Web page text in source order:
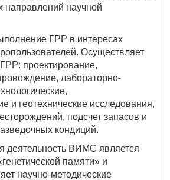
направлений научной
ГРР в интересах
Осуществляет
проектирование,
лабораторно-
и геотехнические исследования,
подсчет запасов и
кондиций.
деятельность ВИМС является
памяти» и
научно-методические